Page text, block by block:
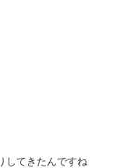
してきたんですね